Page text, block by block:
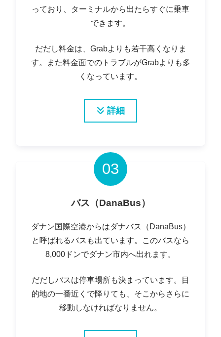
っており、ターミナルから出たらすぐに乗車
できます。
だだし料金は、Grabよりも若干高くなりま
す。また料金面でのトラブルがGrabよりも多
くなっています。
詳細
03
バス（DanaBus）
ダナン国際空港からはダナバス（DanaBus）
と呼ばれるバスも出ています。このバスなら
8,000ドンでダナン市内へ出れます。
だだしバスは停車場所も決まっています。目
的地の一番近くで降りても、そこからさらに
移動しなければなりません。